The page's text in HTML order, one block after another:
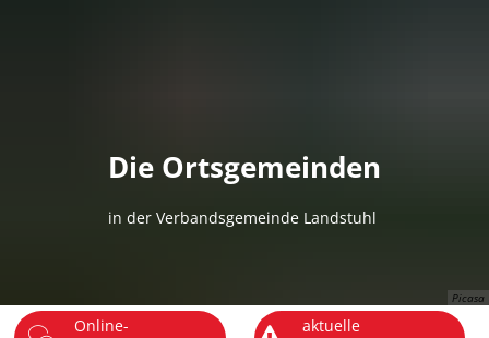
Picasa
Die Ortsgemeinden
in der Verbandsgemeinde Landstuhl
Online-
aktuelle